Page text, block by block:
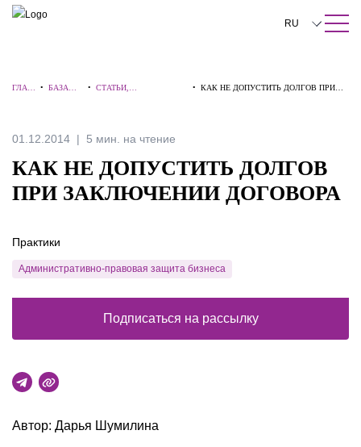
ПОИСК ПО САЙТУ Закрыть
RU
中文
Italiano
Türkçe
ГЛАВ
•БАЗА
• СТАТЬИ,
• КАК НЕ ДОПУСТИТЬ ДОЛГОВ ПРИ
01.12.2014 5 мин. на чтение
КАК НЕ ДОПУСТИТЬ ДОЛГОВ
ПРИ ЗАКЛЮЧЕНИИ ДОГОВОРА
Автор: Дарья Шумилина
Практики
Административно-правовая защита бизнеса
Подписаться на рассылку